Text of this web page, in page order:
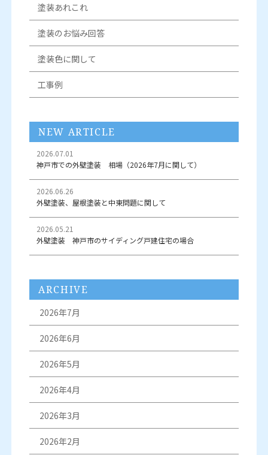
塗装あれこれ
塗装のお悩み回答
塗装色に関して
工事例
NEW ARTICLE
2026.07.01
神戸市での外壁塗装 相場（2026年7月に関して）
2026.06.26
外壁塗装、屋根塗装と中東問題に関して
2026.05.21
外壁塗装 神戸市のサイディング戸建住宅の場合
ARCHIVE
2026年7月
2026年6月
2026年5月
2026年4月
2026年3月
2026年2月